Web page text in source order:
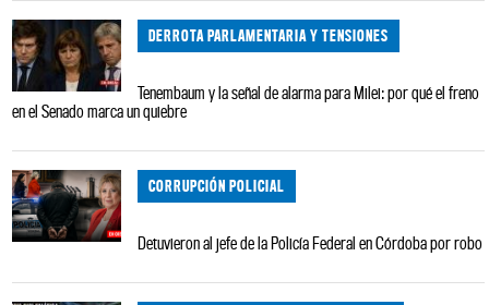
DERROTA PARLAMENTARIA Y TENSIONES
Tenembaum y la señal de alarma para Milei: por qué el freno
en el Senado marca un quiebre
CORRUPCIÓN POLICIAL
Detuvieron al jefe de la Policía Federal en Córdoba por robo